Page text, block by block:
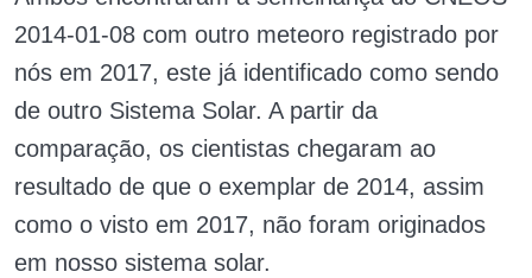
2014-01-08 com outro meteoro registrado por
nós em 2017, este já identificado como sendo
de outro Sistema Solar. A partir da
comparação, os cientistas chegaram ao
resultado de que o exemplar de 2014, assim
como o visto em 2017, não foram originados
em nosso sistema solar.